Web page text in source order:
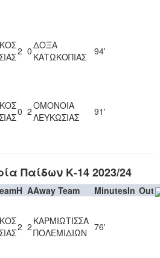
2 0ΔΟΞΑ
ΚΑΤΩΚΟΠΙΑΣ
94'
0 2ΟΜΟΝΟΙΑ
ΛΕΥΚΩΣΙΑΣ
91'
Παίδων Κ-14 2023/24
H AAway Team MinutesIn Out
2 2 ΚΑΡΜΙΩΤΙΣΣΑ
ΠΟΛΕΜΙΔΙΩΝ
76'